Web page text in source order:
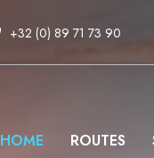
+32 (0) 89 71 73 90
HOME ROUTES